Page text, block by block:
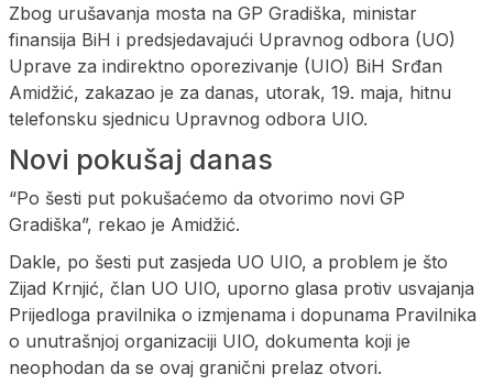
Zbog urušavanja mosta na GP Gradiška, ministar
finansija BiH i predsjedavajući Upravnog odbora (UO)
Uprave za indirektno oporezivanje (UIO) BiH Srđan
Amidžić, zakazao je za danas, utorak, 19. maja, hitnu
telefonsku sjednicu Upravnog odbora UIO.
Novi pokušaj danas
“Po šesti put pokušaćemo da otvorimo novi GP
Gradiška”, rekao je Amidžić.
Dakle, po šesti put zasjeda UO UIO, a problem je što
Zijad Krnjić, član UO UIO, uporno glasa protiv usvajanja
Prijedloga pravilnika o izmjenama i dopunama Pravilnika
o unutrašnjoj organizaciji UIO, dokumenta koji je
neophodan da se ovaj granični prelaz otvori.